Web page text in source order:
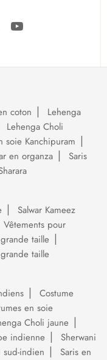
coton
Lehenga
Lehenga Choli
soie Kanchipuram
en organza
Saris
Salwar Kameez
Vêtements pour
taille
taille
Costume
en soie
Choli jaune
indienne
Sherwani
sud-indien
Saris en